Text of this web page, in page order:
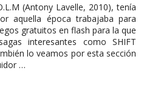
(Antony Lavelle, 2010), tenía
aquella época trabajaba para
gratuitos en flash para la que
interesantes como SHIFT
lo veamos por esta sección
…